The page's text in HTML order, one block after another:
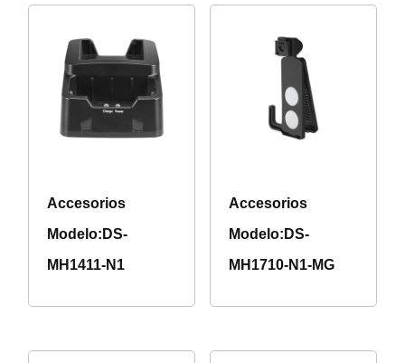
Accesorios
Modelo:DS-
MH1411-N1
Accesorios
Modelo:DS-
MH1710-N1-MG